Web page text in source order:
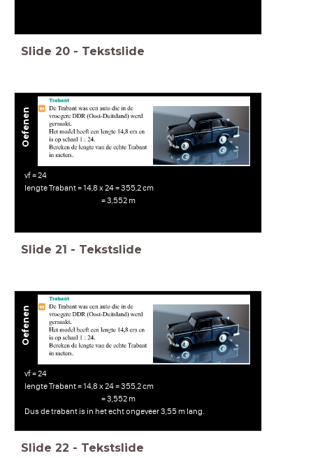
Slide 20 - Tekstslide
vf = 24
lengte Trabant = 14,8 x 24 = 355,2 cm
= 3,552 m
Oefenen
Slide 21 - Tekstslide
vf = 24
lengte Trabant = 14,8 x 24 = 355,2 cm
= 3,552 m
Dus de trabant is in het echt ongeveer 3,55 m lang.
Oefenen
Slide 22 - Tekstslide